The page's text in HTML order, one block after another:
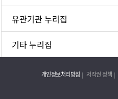
유관기관 누리집
기타 누리집
개인정보처리방침 저작권 정책